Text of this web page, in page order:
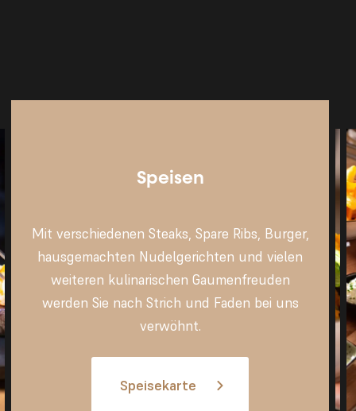
Speisen
Mit verschiedenen Steaks, Spare Ribs, Burger,
hausgemachten Nudelgerichten und vielen
weiteren kulinarischen Gaumenfreuden
werden Sie nach Strich und Faden bei uns
verwöhnt.
Speisekarte